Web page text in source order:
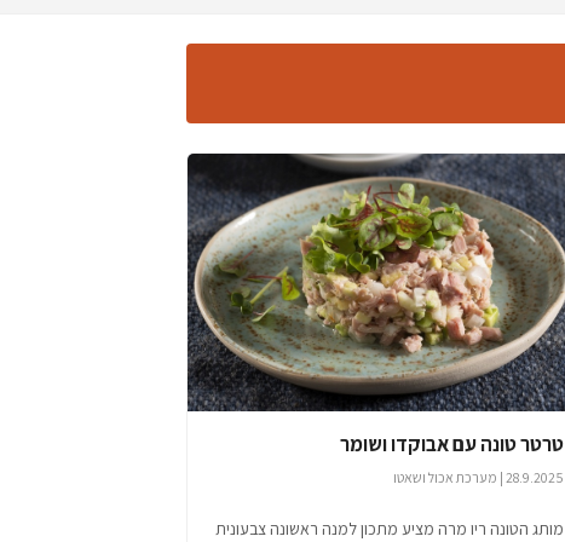
טרטר טונה עם אבוקדו ושומר
28.9.2025 | מערכת אכול ושאטו
מותג הטונה ריו מרה מציע מתכון למנה ראשונה צבעונית